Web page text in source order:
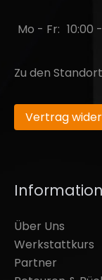
Mo - Fr: 10:00
Zu den
Vertrag
Über Uns
Werkstattkurs
Partner